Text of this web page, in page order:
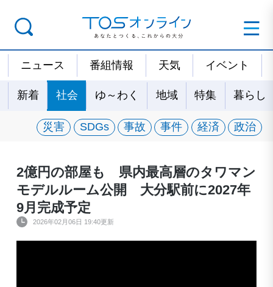
ニュース 番組情報 天気 イベント
新着 社会 ゆ～わく 地域 特集 暮らし
災害 SDGs 事故 事件 経済 政治
2億円の部屋も 県内最高層のタワマン
モデルルーム公開 大分駅前に2027年
9月完成予定
2026年02月06日 19:40更新